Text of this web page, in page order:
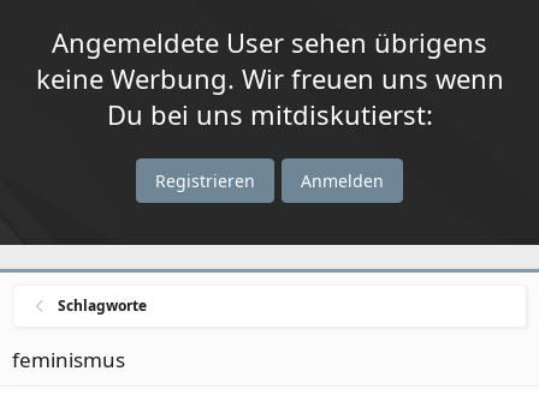
Angemeldete User sehen übrigens
keine Werbung. Wir freuen uns wenn
Du bei uns mitdiskutierst:
Registrieren Anmelden
Schlagworte
feminismus